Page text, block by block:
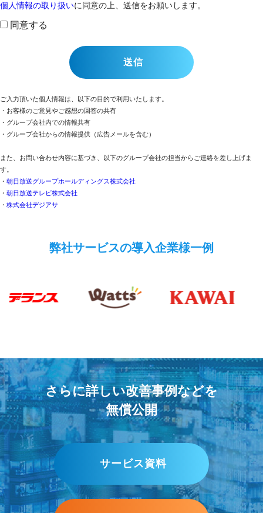
個人情報の取り扱いに同意の上、送信をお願いします。
同意する
ご入力頂いた個人情報は、以下の目的で利用いたします。
・お客様のご意見やご感想の回答の共有
・グループ会社内での情報共有
・グループ会社からの情報提供（広告メールを含む）
また、お問い合わせ内容に基づき、以下のグループ会社の担当からご連絡を差し上げま
す。
・ 朝日放送グループホールディングス株式会社
・ 朝日放送テレビ株式会社
・ 株式会社デジアサ
弊社サービスの導入企業様一例
さらに詳しい改善事例などを
無償公開
サービス資料